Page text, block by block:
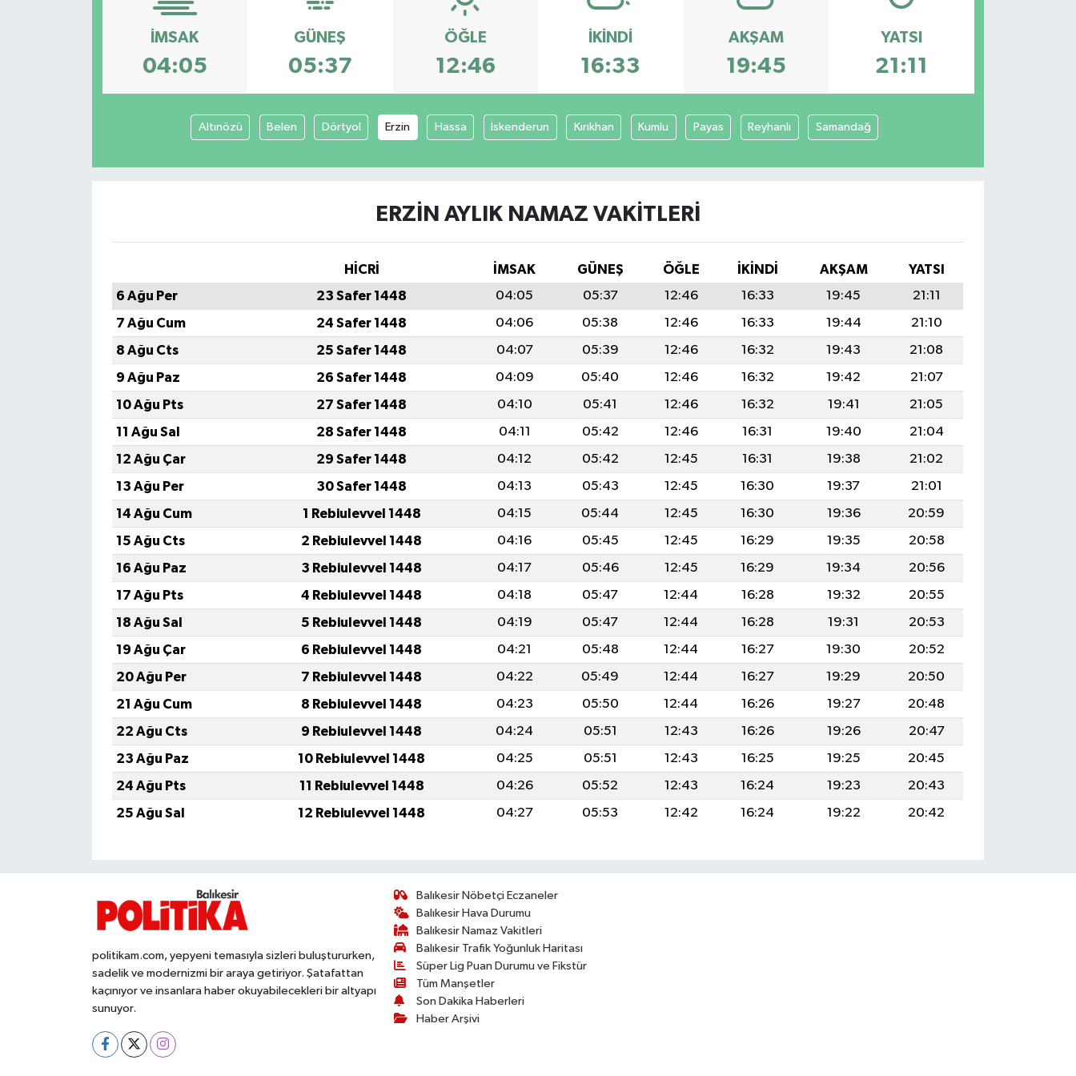
İMSAK
04:05
GÜNEŞ
05:37
ÖĞLE
12:46
İKINDI
16:33
AKŞAM
19:45
YATSI
21:11
Altınözü Belen Dörtyol Erzin Hassa İskenderun Kırıkhan Kumlu Payas Reyhanlı Samandağ
ERZIN AYLIK NAMAZ VAKITLERI
HİCRİ İMSAK GÜNEŞ ÖĞLE İKINDI AKŞAM
YATSI
6 Ağu Per
23 Safer 1448 04:05 05:37 12:46 16:33 19:45
21:11
7 Ağu Cum
24 Safer 1448 04:06 05:38 12:46 16:33 19:44
21:10
8 Ağu Cts
25 Safer 1448 04:07 05:39 12:46 16:32 19:43
21:08
9 Ağu Paz
26 Safer 1448 04:09 05:40 12:46 16:32 19:42
21:07
10 Ağu Pts
27 Safer 1448 04:10 05:41 12:46 16:32 19:41
21:05
11 Ağu Sal
28 Safer 1448 04:11 05:42 12:46 16:31 19:40
21:04
12 Ağu Çar
29 Safer 1448 04:12 05:42 12:45 16:31 19:38
21:02
13 Ağu Per
30 Safer 1448 04:13 05:43 12:45 16:30 19:37
21:01
14 Ağu Cum
1 Rebiulevvel 1448 04:15 05:44 12:45 16:30 19:36
20:59
15 Ağu Cts
2 Rebiulevvel 1448 04:16 05:45 12:45 16:29 19:35
20:58
16 Ağu Paz
3 Rebiulevvel 1448 04:17 05:46 12:45 16:29 19:34
20:56
17 Ağu Pts
4 Rebiulevvel 1448 04:18 05:47 12:44 16:28 19:32
20:55
18 Ağu Sal
5 Rebiulevvel 1448 04:19 05:47 12:44 16:28 19:31
20:53
19 Ağu Çar
6 Rebiulevvel 1448 04:21 05:48 12:44 16:27 19:30
20:52
20 Ağu Per
7 Rebiulevvel 1448 04:22 05:49 12:44 16:27 19:29
20:50
21 Ağu Cum
8 Rebiulevvel 1448 04:23 05:50 12:44 16:26 19:27
20:48
22 Ağu Cts
9 Rebiulevvel 1448 04:24 05:51 12:43 16:26 19:26
20:47
23 Ağu Paz
10 Rebiulevvel 1448 04:25 05:51 12:43 16:25 19:25
20:45
24 Ağu Pts
11 Rebiulevvel 1448 04:26 05:52 12:43 16:24 19:23
20:43
25 Ağu Sal
12 Rebiulevvel 1448 04:27 05:53 12:42 16:24 19:22 20:42
politikam.com, yepyeni temasıyla sizleri buluştururken,
sadelik ve modernizmi bir araya getiriyor. Şatafattan
kaçınıyor ve insanlara haber okuyabilecekleri bir altyapı
sunuyor.
Balıkesir Nöbetçi Eczaneler
Balıkesir Hava Durumu
Balıkesir Namaz Vakitleri
Balıkesir Trafik Yoğunluk Haritası
Süper Lig Puan Durumu ve Fikstür
Tüm Manşetler
Son Dakika Haberleri
Haber Arşivi
KENT GÜNDEMİ
KÜLTÜR-SANAT
Resmi İlanlar
SİYASET
SÜRMANŞET